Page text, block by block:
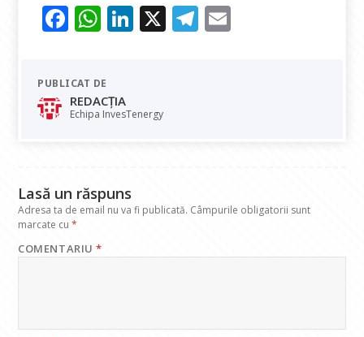
F
e
b
o
W
at
s
A
Li
dI
X T
PUBLICAT DE
REDACȚIA
Echipa InvesTenergy
Lasă un răspuns
Adresa ta de email nu va fi publicată. Câmpurile obligatorii sunt
marcate cu*
COMENTARIU*